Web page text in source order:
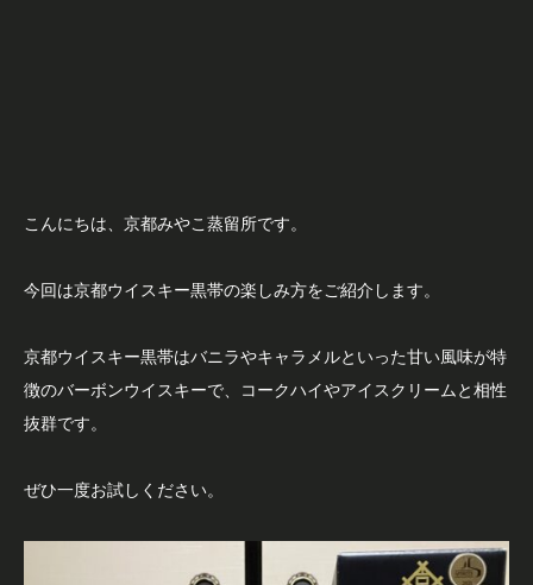
こんにちは、京都みやこ蒸留所です。
今回は京都ウイスキー黒帯の楽しみ方をご紹介します。
京都ウイスキー黒帯はバニラやキャラメルといった甘い風味が特
徴のバーボンウイスキーで、コークハイやアイスクリームと相性
抜群です。
ぜひ一度お試しください。